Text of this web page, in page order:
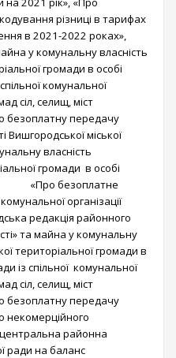
різниці в тарифах
в 2021-2022 роках»,
у комунальну власність
громади в особі
комунальної
сіл, селищ, міст
безоплатну передачу
Вишгородської міської
власність
громади в особі
«Про безоплатне
організації
редакція районного
та майна у комунальну
територіальної громади в
із спільної комунальної
сіл, селищ, міст
безоплатну передачу
некомерційного
районна
ради на баланс